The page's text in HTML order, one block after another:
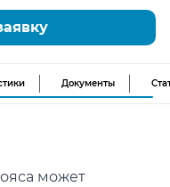
Документы
может